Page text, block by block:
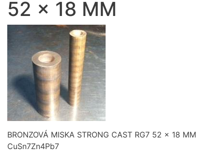
52 x 18 MM
BRONZOVÁ MISKA STRONG CAST RG7 52 x 18 MM
CuSn7Zn4Pb7